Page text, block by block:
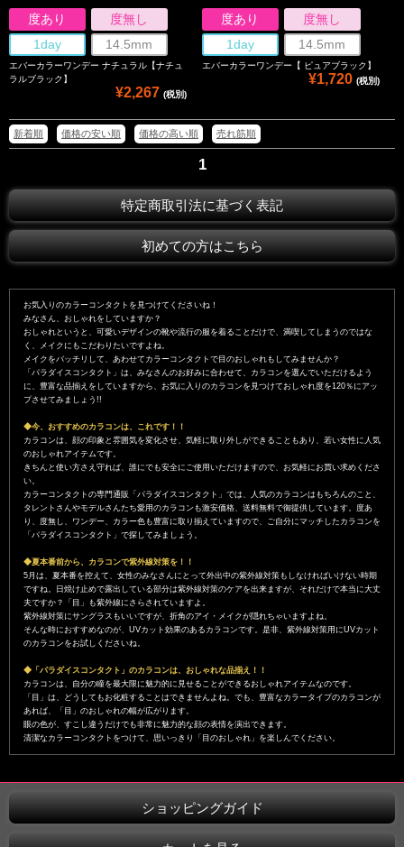
度あり
度無し
1day
14.5mm
エバーカラーワンデー ナチュラル【ナチュ
ラルブラック】
¥2,267 (税別)
度あり
度無し
1day
14.5mm
エバーカラーワンデー【 ピュアブラック】
¥1,720 (税別)
新着順 価格の安い順 価格の高い順 売れ筋順
1
特定商取引法に基づく表記
初めての方はこちら
お気入りのカラーコンタクトを見つけてくださいね！
みなさん、おしゃれをしていますか？
おしゃれというと、可愛いデザインの靴や流行の服を着ることだけで、満喫してしまうのではな
く、メイクにもこだわりたいですよね。
メイクをバッチリして、あわせてカラーコンタクトで目のおしゃれもしてみませんか？
「パラダイスコンタクト」は、みなさんのお好みに合わせて、カラコンを選んでいただけるよう
に、豊富な品揃えをしていますから、お気に入りのカラコンを見つけておしゃれ度を120％にアッ
プさせてみましょう!!
◆今、おすすめのカラコンは、これです！！
カラコンは、顔の印象と雰囲気を変化させ、気軽に取り外しができることもあり、若い女性に人気
のおしゃれアイテムです。
きちんと使い方さえ守れば、誰にでも安全にご使用いただけますので、お気軽にお買い求めくださ
い。
カラーコンタクトの専門通販「パラダイスコンタクト」では、人気のカラコンはもちろんのこと、
タレントさんやモデルさんたち愛用のカラコンも激安価格、送料無料で御提供しています。度あ
り、度無し、ワンデー、カラー色も豊富に取り揃えていますので、ご自分にマッチしたカラコンを
「パラダイスコンタクト」で探してみましょう。
◆夏本番前から、カラコンで紫外線対策を！！
5月は、夏本番を控えて、女性のみなさんにとって外出中の紫外線対策もしなければいけない時期
ですね。日焼け止めで露出している部分は紫外線対策のケアを出来ますが、それだけで本当に大丈
夫ですか？「目」も紫外線にさらされていますよ。
紫外線対策にサングラスもいいですが、折角のアイ・メイクが隠れちゃいますよね。
そんな時におすすめなのが、UVカット効果のあるカラコンです。是非、紫外線対策用にUVカット
のカラコンをお試しくださいね。
◆「パラダイスコンタクト」のカラコンは、おしゃれな品揃え！！
カラコンは、自分の瞳を最大限に魅力的に見せることができるおしゃれアイテムなのです。
「目」は、どうしてもお化粧することはできませんよね。でも、豊富なカラータイプのカラコンが
あれば、「目」のおしゃれの幅が広がります。
眼の色が、すこし違うだけでも非常に魅力的な顔の表情を演出できます。
清潔なカラーコンタクトをつけて、思いっきり「目のおしゃれ」を楽しんでください。
ショッピングガイド